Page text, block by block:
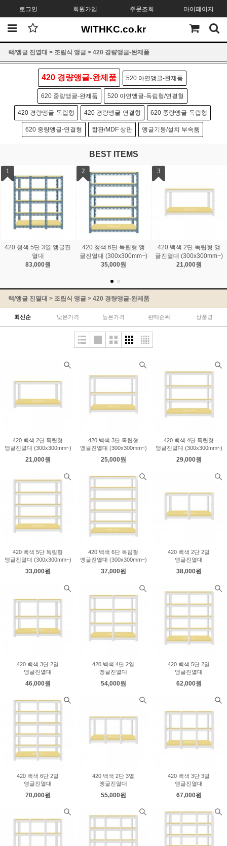
로그인 회원가입 주문조회 마이페이지
WITHKC.co.kr
랙/앵글 진열대 > 조립식 앵글 > 420 경량앵글-완제품
420 경량앵글-완제품 520 아연앵글-완제품
620 중량앵글-완제품 520 아연앵글-독립형/연결형
420 경량앵글-독립형 420 경량앵글-연결형 620 중량앵글-독립형
620 중량앵글-연결형 합판/MDF 상판 앵글기둥/설치 부속품
BEST ITEMS
1
420 청색 5단 3열 앵글진
열대
83,000원
2
420 청색 6단 독립형 앵
글진열대 (300x300mm~)
35,000원
3
420 백색 2단 독립형 앵
글진열대 (300x300mm~)
21,000원
랙/앵글 진열대 > 조립식 앵글 > 420 경량앵글-완제품
최신순 낮은가격 높은가격 판매순위 상품명
420 백색 2단 독립형
앵글진열대 (300x300mm~)
21,000원
420 백색 3단 독립형
앵글진열대 (300x300mm~)
25,000원
420 백색 4단 독립형
앵글진열대 (300x300mm~)
29,000원
420 백색 5단 독립형
앵글진열대 (300x300mm~)
33,000원
420 백색 6단 독립형
앵글진열대 (300x300mm~)
37,000원
420 백색 2단 2열
앵글진열대
38,000원
420 백색 3단 2열
앵글진열대
46,000원
420 백색 4단 2열
앵글진열대
54,000원
420 백색 5단 2열
앵글진열대
62,000원
420 백색 6단 2열
앵글진열대
70,000원
420 백색 2단 3열
앵글진열대
55,000원
420 백색 3단 3열
앵글진열대
67,000원